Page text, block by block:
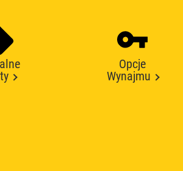
Opcje
Wynajmu